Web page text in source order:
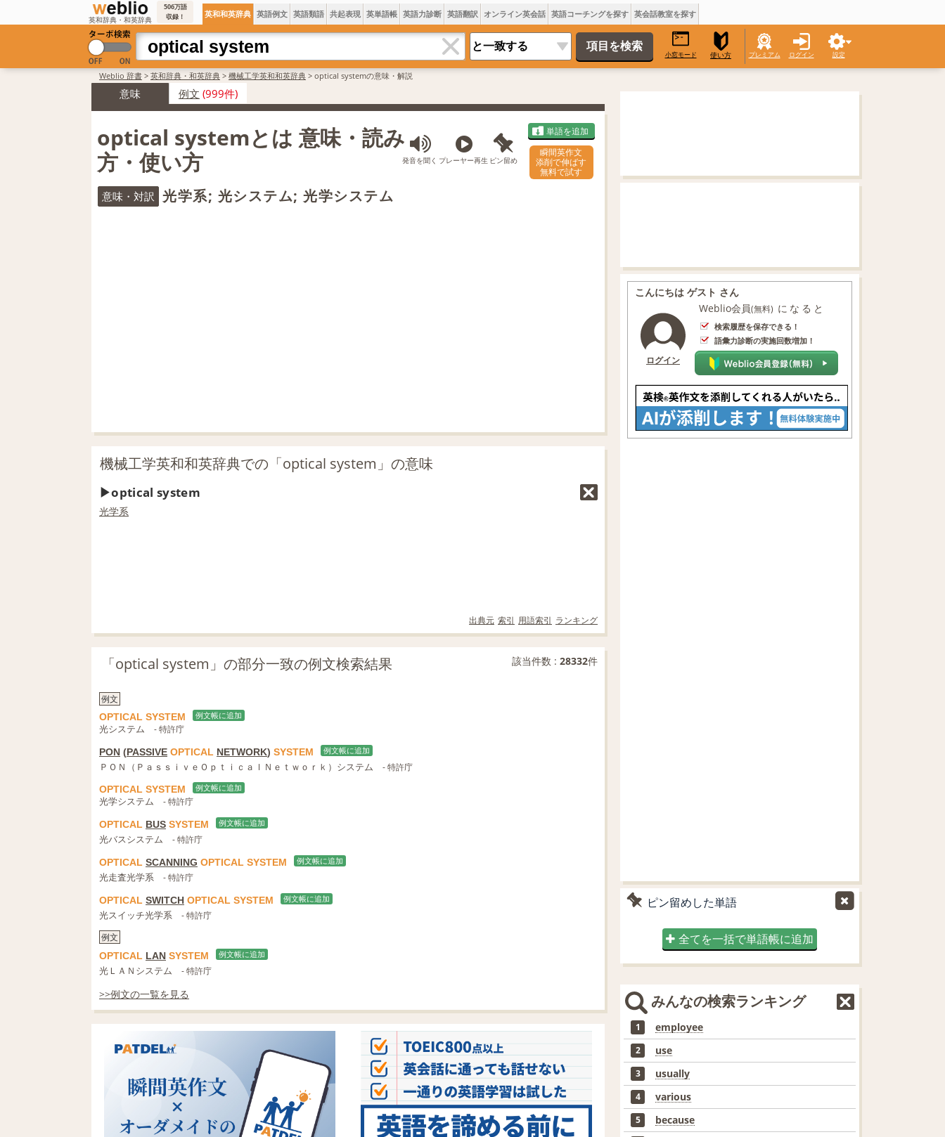
英和辞典・和英辞典
506万語
収録！
英和和英辞典 英語例文 英語類語 共起表現 英単語帳 英語力診断 英語翻訳 オンライン英会話 英語コーチングを探す 英会話教室を探す
小窓モード 使い方 プレミアム ログイン 設定
Weblio 辞書 > 英和辞典・和英辞典 > 機械工学英和和英辞典 > optical systemの意味・解説
意味 例文 (999件)
optical systemとは 意味・読み
方・使い方
発音を聞く プレーヤー再生 ピン留め
単語を追加
瞬間英作文
添削で伸ばす
無料で試す
意味・対訳 光学系; 光システム; 光学システム
機械工学英和和英辞典での「optical system」の意味
optical system
光学系
出典元 索引 用語索引 ランキング
「optical system」の部分一致の例文検索結果 該当件数 : 28332件
例文
OPTICAL SYSTEM 例文帳に追加
光システム - 特許庁
PON (PASSIVE OPTICAL NETWORK) SYSTEM 例文帳に追加
ＰＯＮ（ＰａｓｓｉｖｅＯｐｔｉｃａｌＮｅｔｗｏｒｋ）システム - 特許庁
OPTICAL SYSTEM 例文帳に追加
光学システム - 特許庁
OPTICAL BUS SYSTEM 例文帳に追加
光バスシステム - 特許庁
OPTICAL SCANNING OPTICAL SYSTEM 例文帳に追加
光走査光学系 - 特許庁
OPTICAL SWITCH OPTICAL SYSTEM 例文帳に追加
光スイッチ光学系
- 特許庁
例文
OPTICAL LAN SYSTEM 例文帳に追加
光ＬＡＮシステム - 特許庁
>>例文の一覧を見る
こんにちは ゲスト さん
ログイン
Weblio会員(無料) になると
検索履歴を保存できる！
語彙力診断の実施回数増加！
ピン留めした単語
全てを一括で単語帳に追加
みんなの検索ランキング
1 employee
2 use
3 usually
4 various
5 because